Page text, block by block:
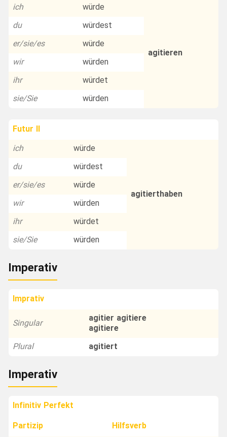
ich
würde
agitieren
du
würdest
er/sie/es
würde
wir
würden
ihr
würdet
sie/Sie
würden
Futur II
ich
würde
agitierthaben
du
würdest
er/sie/es
würde
wir
würden
ihr
würdet
sie/Sie
würden
Imperativ
Imprativ
Singular
agitier agitiere
agitiere
Plural
agitiert
Imperativ
Infinitiv Perfekt
Partizip
Hilfsverb